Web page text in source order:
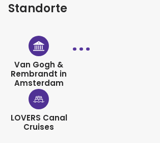
Standorte
Van Gogh &
Rembrandt in
Amsterdam
LOVERS Canal
Cruises